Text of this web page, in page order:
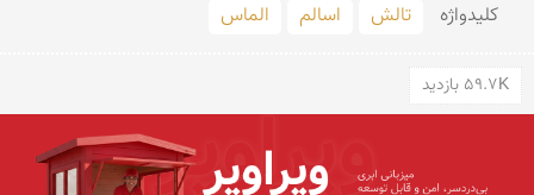
کلید‌واژه تالش اسالم الماس
59.7K بازدید